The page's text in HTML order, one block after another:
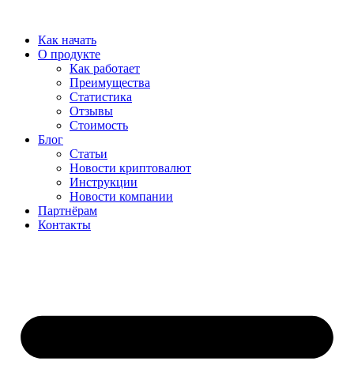
содержимому
Как начать
О продукте
Как работает
Преимущества
Статистика
Отзывы
Стоимость
Блог
Статьи
Новости криптовалют
Инструкции
Новости компании
Партнёрам
Контакты